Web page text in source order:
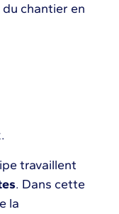
chantier en
travaillent
. Dans cette
la